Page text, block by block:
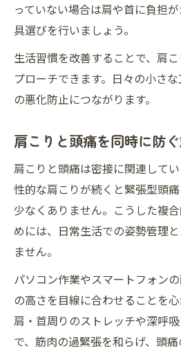
っていない場合は肩や首に負担
具選びを行いましょう。
生活習慣を改善することで、肩
プローチできます。日々の小さ
の悪化防止につながります。
肩こりと頭痛を同時に防
肩こりと頭痛は密接に関連して
性的な肩こりが続くと緊張型頭
少なくありません。こうした複
めには、日常生活での姿勢管理
ません。
パソコン作業やスマートフォン
の高さを目線に合わせることを心
肩・首周りのストレッチや深呼
で、筋肉の過緊張を和らげ、頭